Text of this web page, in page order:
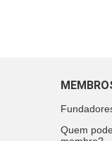
Quem